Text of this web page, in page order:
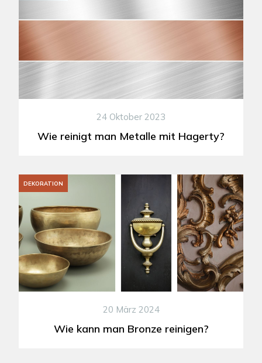
24 Oktober 2023
Wie reinigt man Metalle mit Hagerty?
DEKORATION
20 März 2024
Wie kann man Bronze reinigen?